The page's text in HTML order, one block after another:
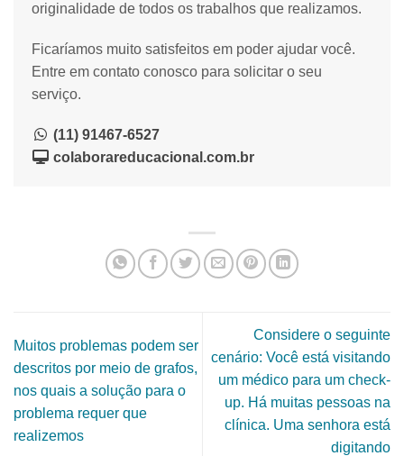
originalidade de todos os trabalhos que realizamos.
Ficaríamos muito satisfeitos em poder ajudar você.
Entre em contato conosco para solicitar o seu
serviço.
(11) 91467-6527
colaborareducacional.com.br
Muitos problemas podem ser
descritos por meio de grafos,
nos quais a solução para o
problema requer que
realizemos
Considere o seguinte
cenário: Você está visitando
um médico para um check-
up. Há muitas pessoas na
clínica. Uma senhora está
digitando